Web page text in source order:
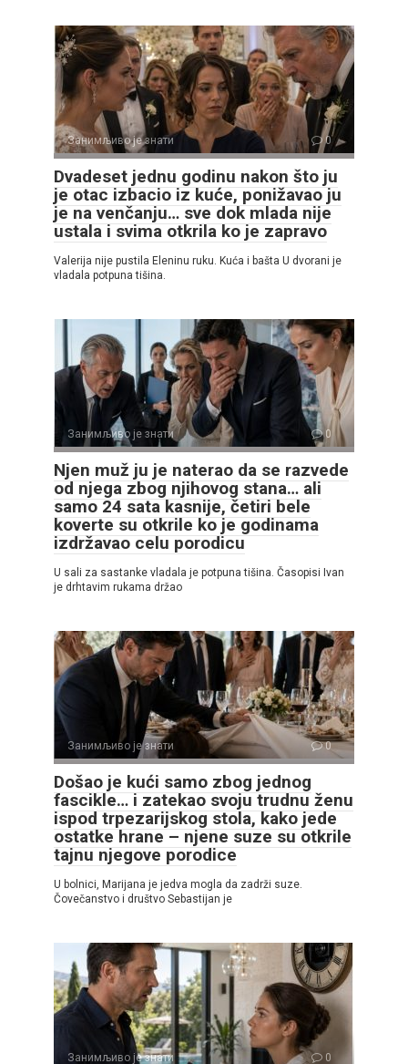
Занимљиво је знати 0
Dvadeset jednu godinu nakon što ju
je otac izbacio iz kuće, ponižavao ju
je na venčanju… sve dok mlada nije
ustala i svima otkrila ko je zapravo
Valerija nije pustila Eleninu ruku. Kuća i bašta U dvorani je
vladala potpuna tišina.
Занимљиво је знати 0
Njen muž ju je naterao da se razvede
od njega zbog njihovog stana… ali
samo 24 sata kasnije, četiri bele
koverte su otkrile ko je godinama
izdržavao celu porodicu
U sali za sastanke vladala je potpuna tišina. Časopisi Ivan
je drhtavim rukama držao
Занимљиво је знати 0
Došao je kući samo zbog jednog
fascikle… i zatekao svoju trudnu ženu
ispod trpezarijskog stola, kako jede
ostatke hrane – njene suze su otkrile
tajnu njegove porodice
U bolnici, Marijana je jedva mogla da zadrži suze.
Čovečanstvo i društvo Sebastijan je
Занимљиво је знати 0